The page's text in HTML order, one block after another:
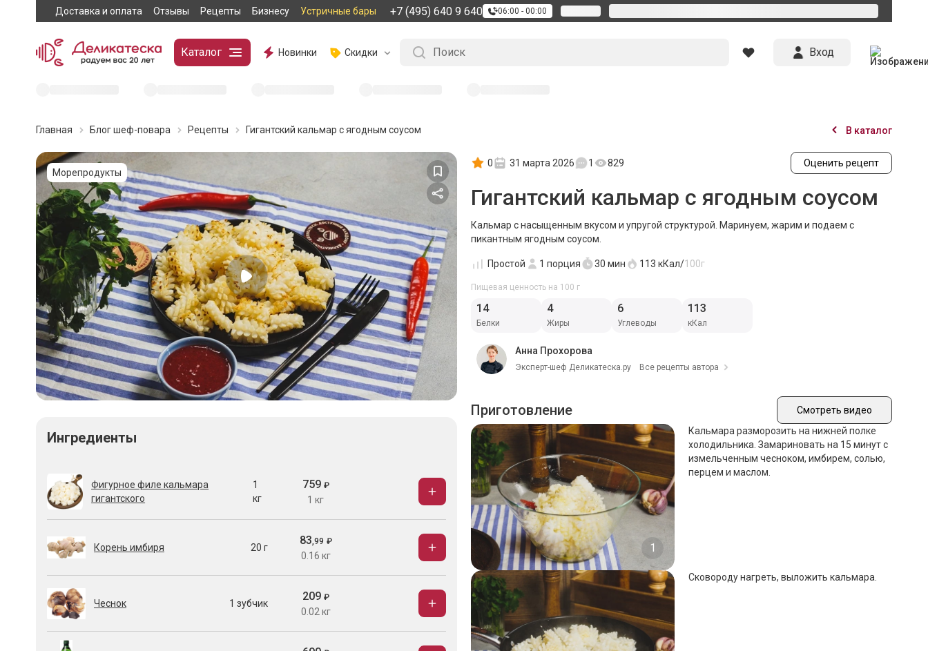
Доставка и оплата Отзывы Рецепты Бизнесу Устричные бары +7 (495) 640 9 640 06:00 - 00:00
Каталог Новинки Скидки Вход
Главная Блог шеф-повара Рецепты Гигантский кальмар с ягодным соусом В каталог
Морепродукты
Ингредиенты
Фигурное филе кальмара
гигантского
1
кг
759 ₽
1 кг
Корень имбиря 20 г
83,99 ₽
0.16 кг
Чеснок 1 зубчик
209 ₽
0.02 кг
0 31 марта 2026 1 829 Оценить рецепт
Гигантский кальмар с ягодным соусом
Кальмар с насыщенным вкусом и упругой структурой. Маринуем, жарим и подаем с
пикантным ягодным соусом.
Простой 1 порция 30 мин 113 кКал/100г
Пищевая ценность на 100 г
14
Белки
4
Жиры
6
Углеводы
113
кКал
Анна Прохорова
Эксперт-шеф Деликатеска.ру Все рецепты автора
Приготовление Смотреть видео
1
Кальмара разморозить на нижней полке
холодильника. Замариновать на 15 минут с
измельченным чесноком, имбирем, солью,
перцем и маслом.
Сковороду нагреть, выложить кальмара.